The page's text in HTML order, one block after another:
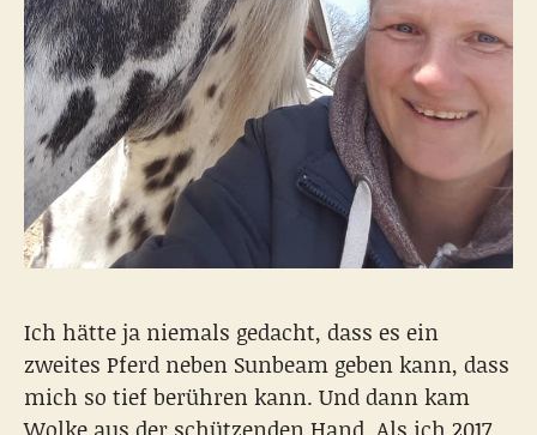
Ich hätte ja niemals gedacht, dass es ein
zweites Pferd neben Sunbeam geben kann, dass
mich so tief berühren kann. Und dann kam
Wolke aus der schützenden Hand. Als ich 2017